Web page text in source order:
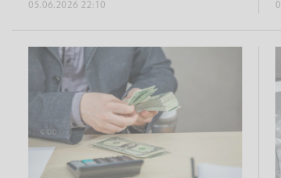
05.06.2026 22:10